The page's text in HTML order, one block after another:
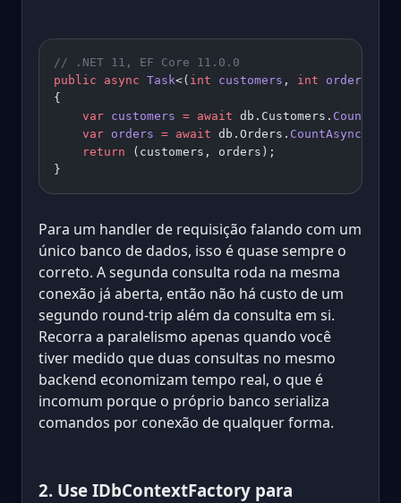
// .NET 11, EF Core 11.0.0
public async Task<( int customers , int orders
{
    var
customers = await db.Customers.
    var
orders = await db.Orders. CountAsync
    return
(customers, orders);
}
Para um handler de requisição falando com um
único banco de dados, isso é quase sempre o
correto. A segunda consulta roda na mesma
conexão já aberta, então não há custo de um
segundo round-trip além da consulta em si.
Recorra a paralelismo apenas quando você
tiver medido que duas consultas no mesmo
backend economizam tempo real, o que é
incomum porque o próprio banco serializa
comandos por conexão de qualquer forma.
2. Use IDbContextFactory para